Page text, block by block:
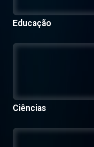
Educação
Ciências